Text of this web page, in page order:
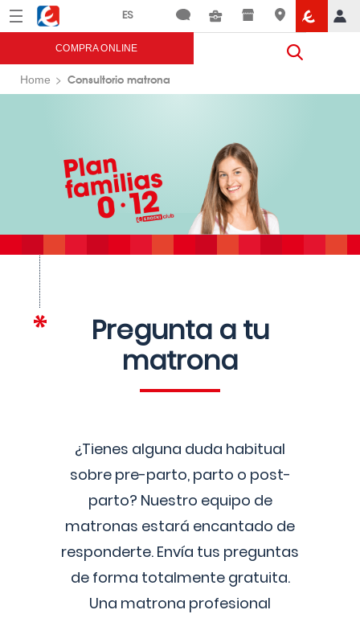
Menú Eroski
COMPRA ONLINE
Home Consultorio matrona
Pregunta a tu
matrona
¿Tienes alguna duda habitual
sobre pre-parto, parto o post-
parto? Nuestro equipo de
matronas estará encantado de
responderte. Envía tus preguntas
de forma totalmente gratuita.
Una matrona profesional